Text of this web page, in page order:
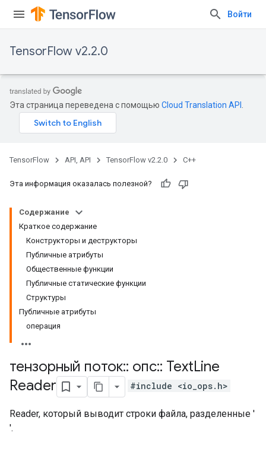
Войти
TensorFlow v2.2.0
Эта страница переведена с помощью Cloud Translation API
TensorFlow API, API TensorFlow v2.2.0 C++
Эта информация оказалась полезной?
Содержание
Краткое содержание
Конструкторы и деструкторы
Публичные атрибуты
Общественные функции
Публичные статические функции
Структуры
Публичные атрибуты
операция
тензорный поток:: опс:: TextLine
Reader
#include <io_ops.h>
Reader, который выводит строки файла, разделенные '
'.